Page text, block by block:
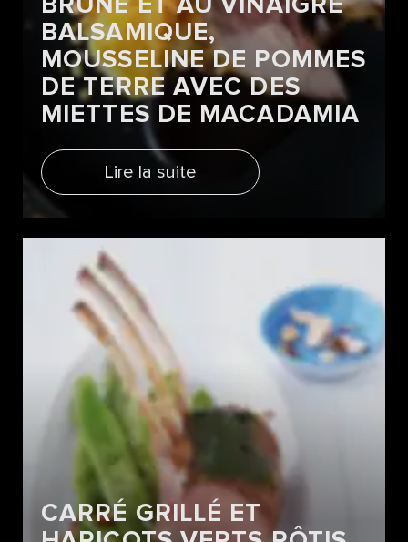
BRUNE ET AU VINAIGRE
BALSAMIQUE,
MOUSSELINE DE POMMES
DE TERRE AVEC DES
MIETTES DE MACADAMIA
Lire la suite
CARRÉ GRILLÉ ET